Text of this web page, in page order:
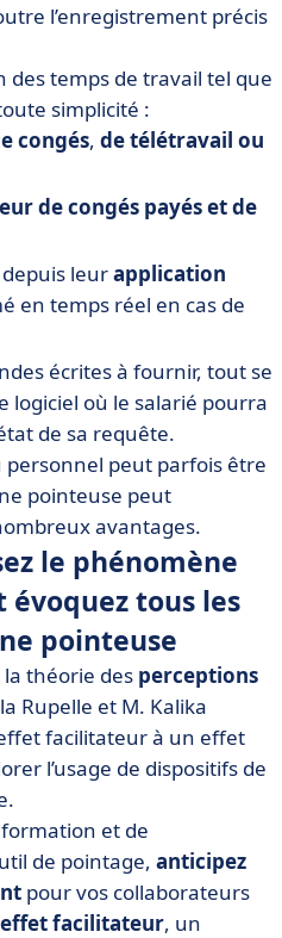
l’enregistrement précis
des temps de travail tel que
simplicité :
congés, de télétravail ou
de congés payés et de
leurapplication
en temps réel en cas de
écrites à fournir, tout se
logiciel où le salarié pourra
de sa requête.
peut parfois être
pointeuse peut
avantages.
le phénomène
tous les
pointeuse
la théorie des perceptions
Rupelle et M. Kalika
facilitateur à un effet
l’usage de dispositifs de
et de
de pointage, anticipez
pour vos collaborateurs
facilitateur, un